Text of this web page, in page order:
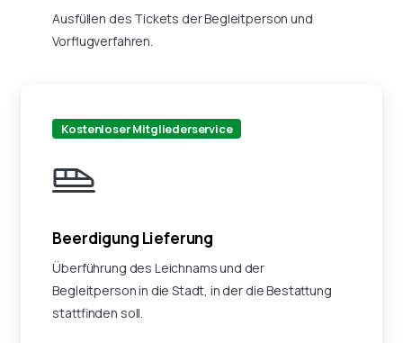
Ausfüllen des Tickets der Begleitperson und
Vorflugverfahren.
Kostenloser Mitgliederservice
Beerdigung Lieferung
Überführung des Leichnams und der
Begleitperson in die Stadt, in der die Bestattung
stattfinden soll.